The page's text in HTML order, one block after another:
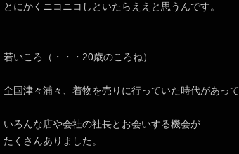
とにかくニコニコしといたらええと思うんです。
若いころ（・・・20歳のころね）
全国津々浦々、着物を売りに行っていた時代があって
いろんな店や会社の社長とお会いする機会が
たくさんありました。